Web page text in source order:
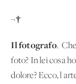
¬†
Il fotografo.
foto? In lei cosa
dolore? Ecco,